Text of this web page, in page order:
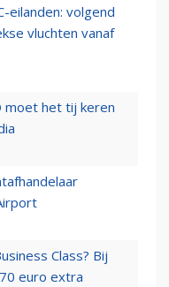
eilanden: volgend
vluchten vanaf
moet het tij keren
Class? Bij
euro extra